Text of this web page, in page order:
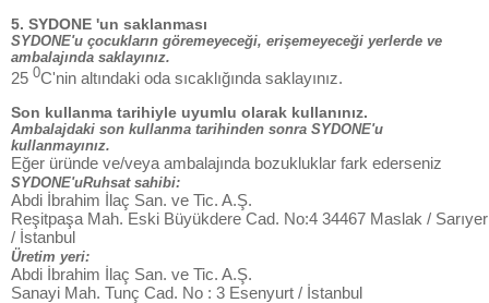
5. SYDONE 'un saklanması
SYDONE'u çocukların göremeyeceği, erişemeyeceği yerlerde ve
ambalajında saklayınız.
25 0C'nin altındaki oda sıcaklığında saklayınız.
Son kullanma tarihiyle uyumlu olarak kullanınız.
Ambalajdaki son kullanma tarihinden sonra SYDONE'u
kullanmayınız.
Eğer üründe ve/veya ambalajında bozukluklar fark ederseniz
SYDONE'uRuhsat sahibi:
Abdi İbrahim İlaç San. ve Tic. A.Ş.
Reşitpaşa Mah. Eski Büyükdere Cad. No:4 34467 Maslak / Sarıyer
/ İstanbul
Üretim yeri:
Abdi İbrahim İlaç San. ve Tic. A.Ş.
Sanayi Mah. Tunç Cad. No : 3 Esenyurt / İstanbul